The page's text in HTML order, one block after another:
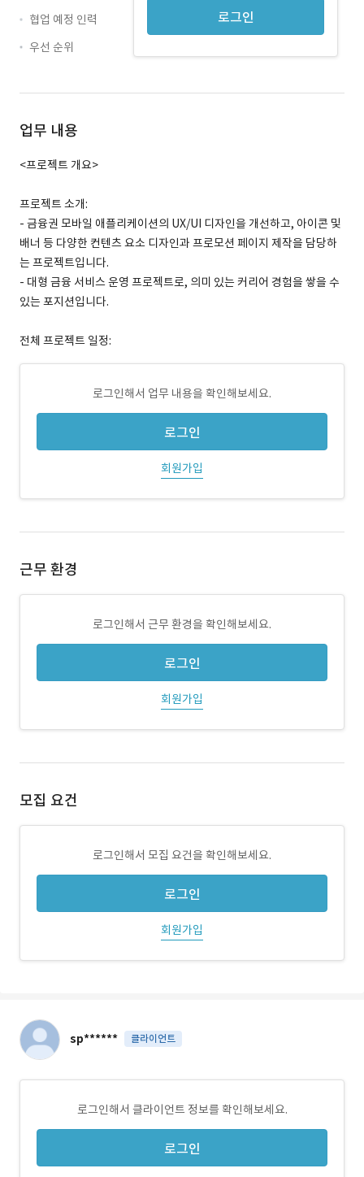
로그인
협업 예정 인력
우선 순위
업무 내용
<프로젝트 개요>
프로젝트 소개:
- 금융권 모바일 애플리케이션의 UX/UI 디자인을 개선하고, 아이콘 및
배너 등 다양한 컨텐츠 요소 디자인과 프로모션 페이지 제작을 담당하
는 프로젝트입니다.
- 대형 금융 서비스 운영 프로젝트로, 의미 있는 커리어 경험을 쌓을 수
있는 포지션입니다.
전체 프로젝트 일정:
로그인해서 업무 내용을 확인해보세요.
로그인
회원가입
근무 환경
로그인해서 근무 환경을 확인해보세요.
로그인
회원가입
모집 요건
로그인해서 모집 요건을 확인해보세요.
로그인
회원가입
sp****** 클라이언트
로그인해서 클라이언트 정보를 확인해보세요.
로그인